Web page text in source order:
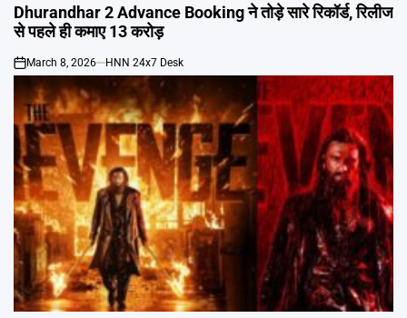
IN
Dhurandhar 2 Advance Booking ने तोड़े सारे रिकॉर्ड, रिलीज
से पहले ही कमाए 13 करोड़
on
March 8, 2026 HNN 24x7 Desk